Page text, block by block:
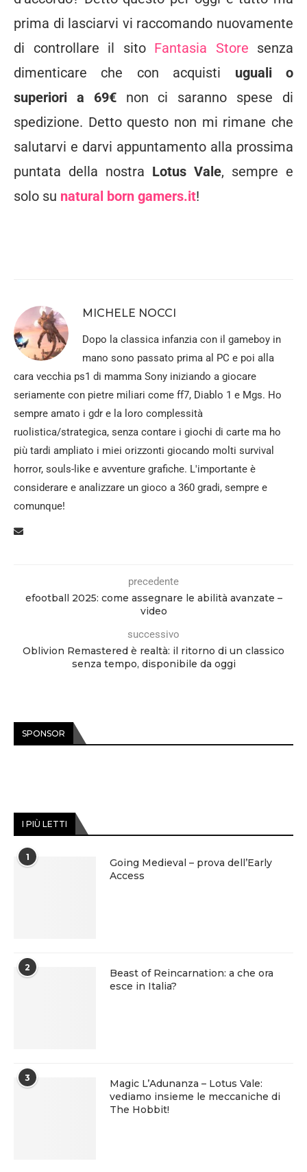
prima di lasciarvi vi raccomando nuovamente
di controllare il sito Fantasia Store senza
dimenticare che con acquisti uguali o
superiori a 69€non ci saranno spese di
spedizione. Detto questo non mi rimane che
salutarvi e darvi appuntamento alla prossima
puntata della nostra Lotus Vale, sempre e
solo su natural born gamers.it!
MICHELE NOCCI
Dopo la classica infanzia con il gameboy in
mano sono passato prima al PC e poi alla
cara vecchia ps1 di mamma Sony iniziando a giocare
seriamente con pietre miliari come ff7, Diablo 1 e Mgs. Ho
sempre amato i gdr e la loro complessità
ruolistica/strategica, senza contare i giochi di carte ma ho
più tardi ampliato i miei orizzonti giocando molti survival
horror, souls-like e avventure grafiche. L'importante è
considerare e analizzare un gioco a 360 gradi, sempre e
comunque!
precedente
efootball 2025: come assegnare le abilità avanzate –
video
successivo
Oblivion Remastered è realtà: il ritorno di un classico
senza tempo, disponibile da oggi
SPONSOR
I PIÙ LETTI
1
Going Medieval – prova dell’Early
Access
2
Beast of Reincarnation: a che ora
esce in Italia?
3
Magic L’Adunanza – Lotus Vale:
vediamo insieme le meccaniche di
The Hobbit!